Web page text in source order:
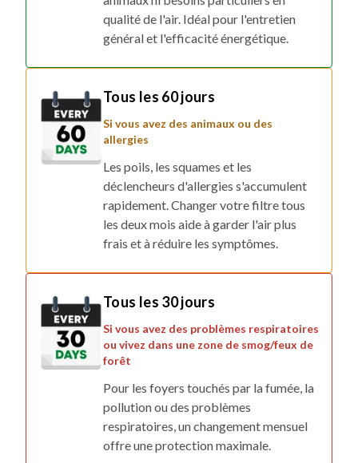
qualité de l'air. Idéal pour l'entretien
général et l'efficacité énergétique.
Tous les 60 jours
Si vous avez des animaux ou des
allergies
Les poils, les squames et les
déclencheurs d'allergies s'accumulent
rapidement. Changer votre filtre tous
les deux mois aide à garder l'air plus
frais et à réduire les symptômes.
Tous les 30 jours
Si vous avez des problèmes respiratoires
ou vivez dans une zone de smog/feux de
forêt
Pour les foyers touchés par la fumée, la
pollution ou des problèmes
respiratoires, un changement mensuel
offre une protection maximale.